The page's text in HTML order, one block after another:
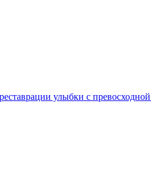
улыбки с